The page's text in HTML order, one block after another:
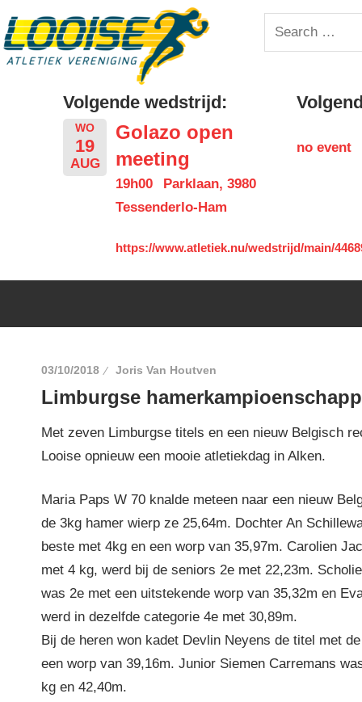
to
content
Looise
Search
for:
Volgende wedstrijd:
WO
19
AUG
Golazo open
meeting
19h00
Parklaan, 3980
Tessenderlo-Ham
https://www.atletiek.nu/wedstrijd/main/
no event
03/10/2018 Joris Van Houtven
Limburgse
Met zeven Limburgse titels en een nieuw Belgisch
Looise opnieuw een mooie atletiekdag in Alken.
Maria Paps W 70 knalde meteen naar een nieuw
de 3kg hamer wierp ze 25,64m. Dochter An
beste met 4kg en een worp van 35,97m. Carolien
met 4 kg, werd bij de seniors 2e met 22,23m.
was 2e met een uitstekende worp van 35,32m en
werd in dezelfde categorie 4e met 30,89m.
Bij de heren won kadet Devlin Neyens de titel met
een worp van 39,16m. Junior Siemen Carremans
kg en 42,40m.